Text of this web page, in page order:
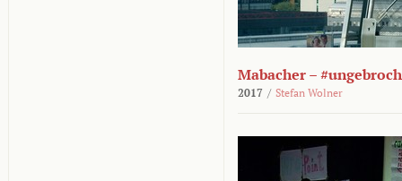
Mabacher –
2017 / Stefan Wolner